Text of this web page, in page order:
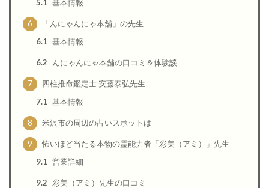
5.1 基本情報
6
「んにゃんにゃ本舗」の先生
6.1 基本情報
6.2 んにゃんにゃ本舗の口コミ＆体験談
7
四柱推命鑑定士 安藤泰弘先生
7.1 基本情報
8 米沢市の周辺の占いスポットは
9
怖いほど当たる本物の霊能力者「彩美（アミ）」先生
9.1 営業詳細
9.2 彩美（アミ）先生の口コミ